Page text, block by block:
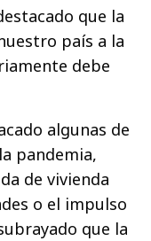
que la
país a la
debe
algunas de
pandemia,
de vivienda
o el impulso
que la